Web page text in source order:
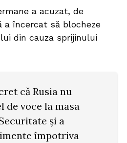
a acuzat, de
a încercat să blocheze
din cauza sprijinului
că Rusia nu
de voce la masa
și a
împotriva